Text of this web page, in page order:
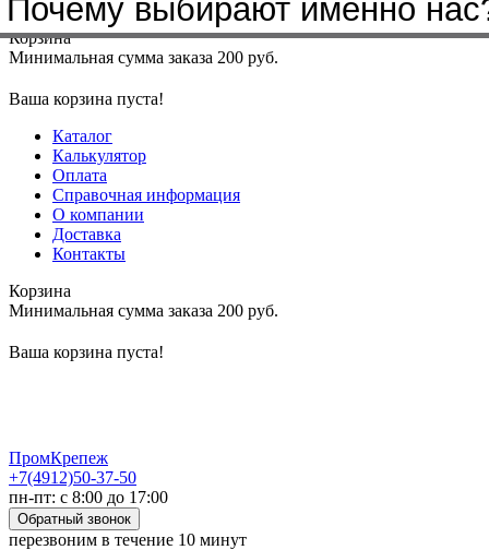
Меню+7(4912)50-37-50sbit@krep62.ru
Корзина
Минимальная сумма заказа 200 руб.
Ваша корзина пуста!
Каталог
Калькулятор
Оплата
Справочная информация
О компании
Доставка
Контакты
Корзина
Минимальная сумма заказа 200 руб.
Ваша корзина пуста!
ПромКрепеж
+7(4912)50-37-50
пн-пт: с 8:00 до 17:00
Обратный звонок
перезвоним в течение 10 минут
Почему выбирают именно